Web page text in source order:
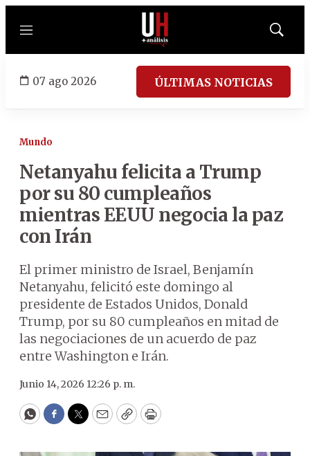
Menú
Mostrar
07 ago 2026 ÚLTIMAS NOTICIAS
Mundo
Netanyahu felicita a Trump
por su 80 cumpleaños
mientras EEUU negocia la paz
con Irán
El primer ministro de Israel, Benjamín
Netanyahu, felicitó este domingo al
presidente de Estados Unidos, Donald
Trump, por su 80 cumpleaños en mitad de
las negociaciones de un acuerdo de paz
entre Washington e Irán.
Junio 14, 2026 12:26 p. m.
WhatsApp
Facebook
Twitter
EmailCopyPrint